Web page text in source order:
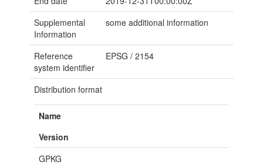
Supplemental
Information
some additional information
Reference
system identifier
EPSG / 2154
Distribution format
Name
Version
GPKG